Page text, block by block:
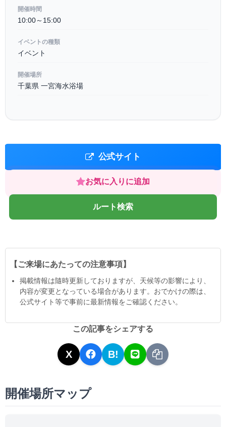
開催時間
10:00～15:00
イベントの種類
イベント
開催場所
千葉県 一宮海水浴場
公式サイト
お気に入りに追加
ルート検索
【ご来場にあたっての注意事項】
掲載情報は隨時更新しておりますが、天候等の影響により、
内容が変更となっている場合があります。おでかけの際は、
公式サイト等で事前に最新情報をご確認ください。
この記事をシェアする
X B!
開催場所マップ